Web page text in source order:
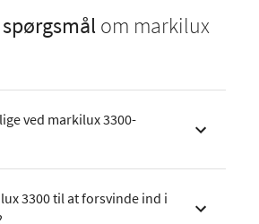
om markilux
ved markilux 3300-
3300 til at forsvinde ind i